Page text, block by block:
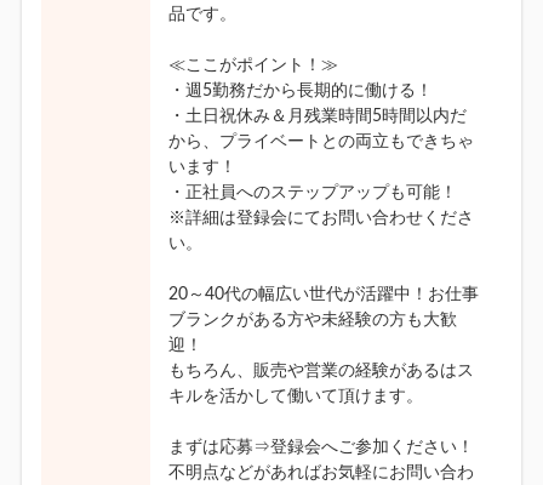
品です。
≪ここがポイント！≫
・週5勤務だから長期的に働ける！
・土日祝休み＆月残業時間5時間以内だ
から、プライベートとの両立もできちゃ
います！
・正社員へのステップアップも可能！
※詳細は登録会にてお問い合わせくださ
い。
20～40代の幅広い世代が活躍中！お仕事
ブランクがある方や未経験の方も大歓
迎！
もちろん、販売や営業の経験があるはス
キルを活かして働いて頂けます。
まずは応募⇒登録会へご参加ください！
不明点などがあればお気軽にお問い合わ